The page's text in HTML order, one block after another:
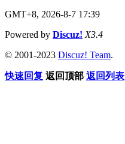
GMT+8, 2026-8-7 17:39
Powered by Discuz! X3.4
© 2001-2023 Discuz! Team.
快速回复 返回顶部 返回列表